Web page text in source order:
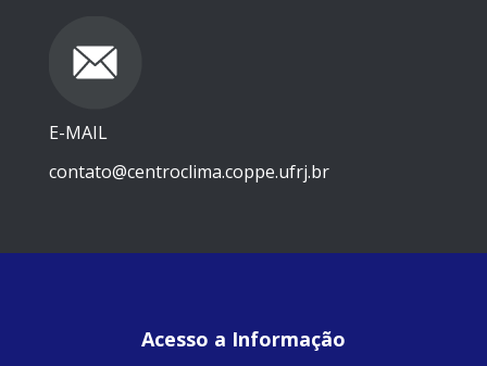
E-MAIL
contato@centroclima.coppe.ufrj.br
Acesso a Informação